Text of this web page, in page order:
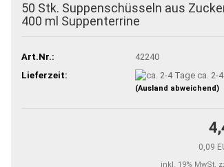
50 Stk. Suppenschüsseln aus
400 ml Suppenterrine
Art.Nr.:
42240
Lieferzeit:
ca. 2-
(Ausland abweichend)
0,09
inkl. 19% MwSt.